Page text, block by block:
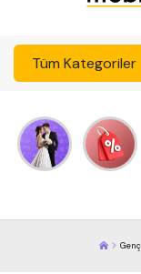
Tüm Kategoriler